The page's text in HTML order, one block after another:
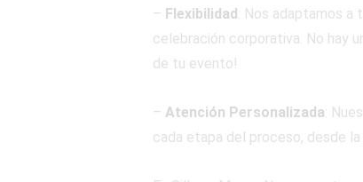
– Flexibilidad: Nos adaptamos a
celebración corporativa. No hay
de tu evento!
– Atención Personalizada:
cada etapa del proceso, desde